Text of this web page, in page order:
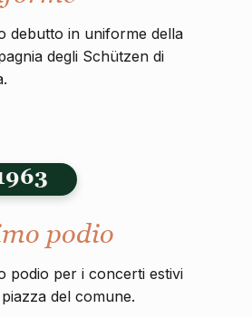
debutto in uniforme della
degli Schützen di
podio
podio per i concerti estivi
del comune.